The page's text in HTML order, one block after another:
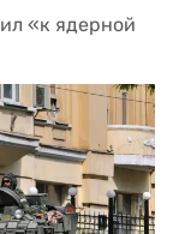
«к ядерной